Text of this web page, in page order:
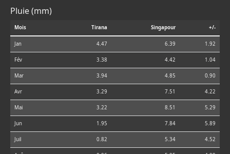
Pluie (mm)
Mois Tirana Singapour +/-
Jan 4.47 6.39 1.92
Fév 3.38 4.42 1.04
Mar 3.94 4.85 0.90
Avr 3.29 7.51 4.22
Mai 3.22 8.51 5.29
Jun 1.95 7.84 5.89
Juil 0.82 5.34 4.52